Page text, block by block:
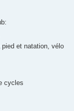
et natation, vélo
cycles